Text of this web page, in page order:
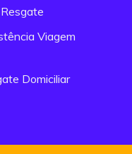
Viagem
Domiciliar